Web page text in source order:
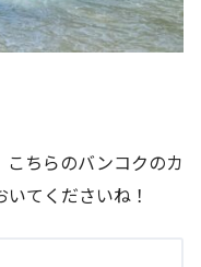
ちらのバンコクのカ
てくださいね！